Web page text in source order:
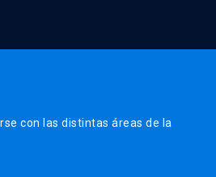
con las distintas áreas de la